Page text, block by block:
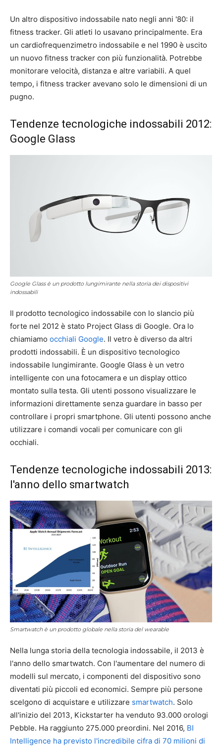
Un altro dispositivo indossabile nato negli anni '80: il
fitness tracker. Gli atleti lo usavano principalmente. Era
un cardiofrequenzimetro indossabile e nel 1990 è uscito
un nuovo fitness tracker con più funzionalità. Potrebbe
monitorare velocità, distanza e altre variabili. A quel
tempo, i fitness tracker avevano solo le dimensioni di un
pugno.
Tendenze tecnologiche indossabili 2012:
Google Glass
Google Glass è un prodotto lungimirante nella storia dei dispositivi
indossabili
Il prodotto tecnologico indossabile con lo slancio più
forte nel 2012 è stato Project Glass di Google. Ora lo
chiamiamo occhiali Google. Il vetro è diverso da altri
prodotti indossabili. È un dispositivo tecnologico
indossabile lungimirante. Google Glass è un vetro
intelligente con una fotocamera e un display ottico
montato sulla testa. Gli utenti possono visualizzare le
informazioni direttamente senza guardare in basso per
controllare i propri smartphone. Gli utenti possono anche
utilizzare i comandi vocali per comunicare con gli
occhiali.
Tendenze tecnologiche indossabili 2013:
l'anno dello smartwatch
Smartwatch è un prodotto globale nella storia del wearable
Nella lunga storia della tecnologia indossabile, il 2013 è
l'anno dello smartwatch. Con l'aumentare del numero di
modelli sul mercato, i componenti del dispositivo sono
diventati più piccoli ed economici. Sempre più persone
scelgono di acquistare e utilizzare smartwatch. Solo
all'inizio del 2013, Kickstarter ha venduto 93.000 orologi
Pebble. Ha raggiunto 275.000 preordini. Nel 2016, BI
Intelligence ha previsto l'incredibile cifra di 70 milioni di